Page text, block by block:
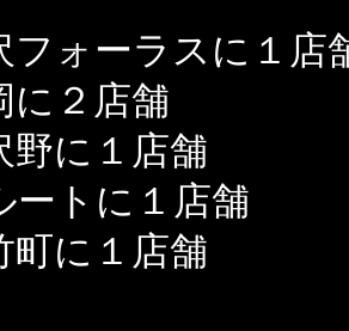
フォーラスに１店
に２店舗
野に１店舗
ートに１店舗
町に１店舗